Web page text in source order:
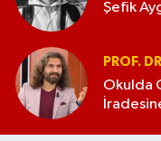
Şefik
PROF.
Okulda